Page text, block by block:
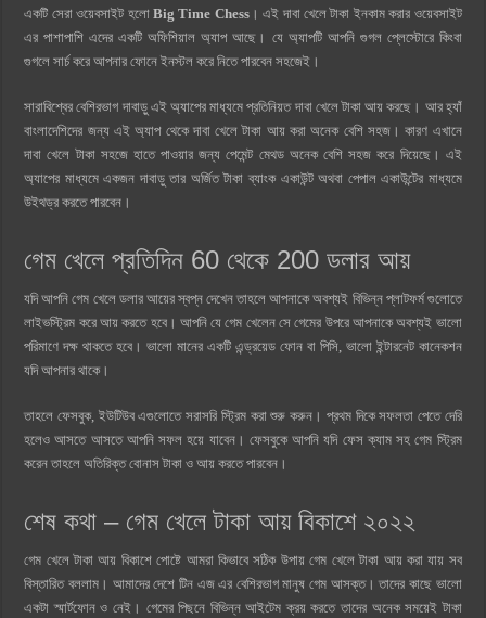
একটি সেরা ওয়েবসাইট হলো Big Time Chess। এই দাবা খেলে টাকা ইনকাম করার ওয়েবসাইট
এর পাশাপাশি এদের একটি অফিশিয়াল অ্যাপ আছে। যে অ্যাপটি আপনি গুগল প্লেস্টোরে কিংবা
গুগলে সার্চ করে আপনার ফোনে ইনস্টল করে নিতে পারবেন সহজেই।
সারাবিশ্বের বেশিরভাগ দাবাড়ু এই অ্যাপের মাধ্যমে প্রতিনিয়ত দাবা খেলে টাকা আয় করছে। আর হ্যাঁ
বাংলাদেশিদের জন্য এই অ্যাপ থেকে দাবা খেলে টাকা আয় করা অনেক বেশি সহজ। কারণ এখানে
দাবা খেলে টাকা সহজে হাতে পাওয়ার জন্য পেমেন্ট মেথড অনেক বেশি সহজ করে দিয়েছে। এই
অ্যাপের মাধ্যমে একজন দাবাড়ু তার অর্জিত টাকা ব্যাংক একাউন্ট অথবা পেপাল একাউন্টের মাধ্যমে
উইথড্র করতে পারবেন।
গেম খেলে প্রতিদিন 60 থেকে 200 ডলার আয়
যদি আপনি গেম খেলে ডলার আয়ের স্বপ্ন দেখেন তাহলে আপনাকে অবশ্যই বিভিন্ন প্লাটফর্ম গুলোতে
লাইভস্ট্রিম করে আয় করতে হবে। আপনি যে গেম খেলেন সে গেমের উপরে আপনাকে অবশ্যই ভালো
পরিমাণে দক্ষ থাকতে হবে। ভালো মানের একটি এন্ড্রয়েড ফোন বা পিসি, ভালো ইন্টারনেট কানেকশন
যদি আপনার থাকে।
তাহলে ফেসবুক, ইউটিউব এগুলোতে সরাসরি স্ট্রিম করা শুরু করুন। প্রথম দিকে সফলতা পেতে দেরি
হলেও আসতে আসতে আপনি সফল হয়ে যাবেন। ফেসবুকে আপনি যদি ফেস ক্যাম সহ গেম স্ট্রিম
করেন তাহলে অতিরিক্ত বোনাস টাকা ও আয় করতে পারবেন।
শেষ কথা – গেম খেলে টাকা আয় বিকাশে ২০২২
গেম খেলে টাকা আয় বিকাশে পোষ্টে আমরা কিভাবে সঠিক উপায় গেম খেলে টাকা আয় করা যায় সব
বিস্তারিত বললাম। আমাদের দেশে টিন এজ এর বেশিরভাগ মানুষ গেম আসক্ত। তাদের কাছে ভালো
একটা স্মার্টফোন ও নেই। গেমের পিছনে বিভিন্ন আইটেম ক্রয় করতে তাদের অনেক সময়েই টাকা